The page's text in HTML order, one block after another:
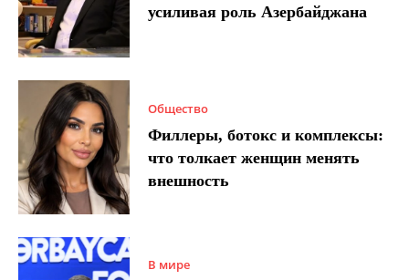
усиливая роль Азербайджана
Общество
Филлеры, ботокс и комплексы:
что толкает женщин менять
внешность
В мире